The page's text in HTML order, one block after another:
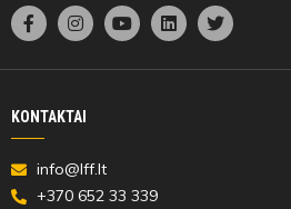
KONTAKTAI
info@lff.lt
+370 652 33 339